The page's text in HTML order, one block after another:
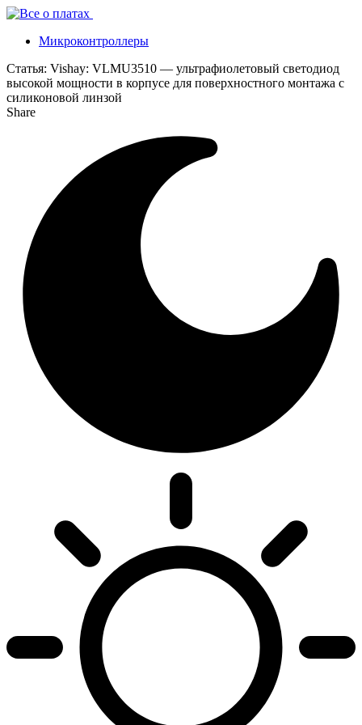
Микроконтроллеры
Статья: Vishay: VLMU3510 — ультрафиолетовый светодиод
высокой мощности в корпусе для поверхностного монтажа с
силиконовой линзой
Share